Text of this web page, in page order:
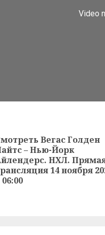
Вегас Голден
– Нью-Йорк
НХЛ.
14 ноября
06:00